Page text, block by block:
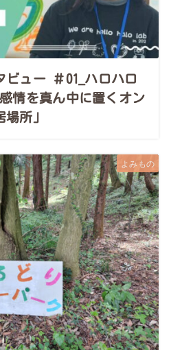
ビュー ＃01_ハロハロ
情を真ん中に置くオン
所」
よみもの